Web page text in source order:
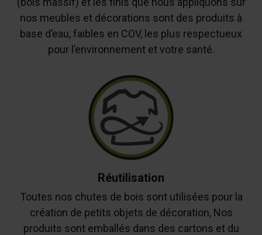
nos meubles et décorations sont des produits à
base d’eau, faibles en COV, les plus respectueux
pour l’environnement et votre santé.
Réutilisation
Toutes nos chutes de bois sont utilisées pour la
création de petits objets de décoration, Nos
produits sont emballés dans des cartons et du